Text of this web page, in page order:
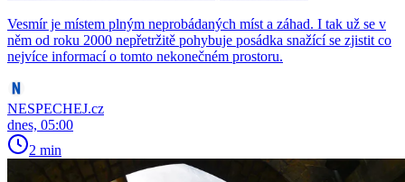
Vesmír je místem plným neprobádaných míst a záhad. I tak už se v
něm od roku 2000 nepřetržitě pohybuje posádka snažící se zjistit co
nejvíce informací o tomto nekonečném prostoru.
NESPECHEJ.cz
dnes, 05:00
2 min